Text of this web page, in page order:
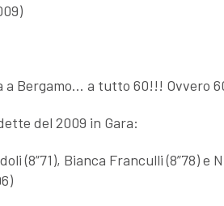
a Bergamo… a tutto 60!!! Ovvero
del 2009 in Gara:
(8”71), Bianca Franculli (8”78) e